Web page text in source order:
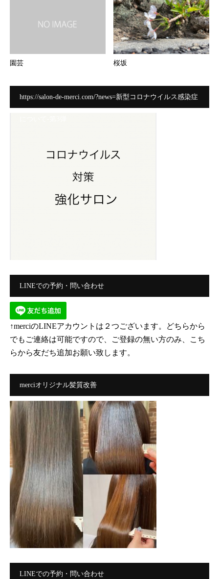
園芸 桜坂
https://salon-de-merci.com/?news=新型コロナウイルス感染症
LINEでの予約・問い合わせ
↑merciのLINEアカウントは２つございます。どちらから
でもご連絡は可能ですので、ご登録の無い方のみ、こち
らから友だち追加お願い致します。
merciオリジナル髪質改善
LINEでの予約・問い合わせ